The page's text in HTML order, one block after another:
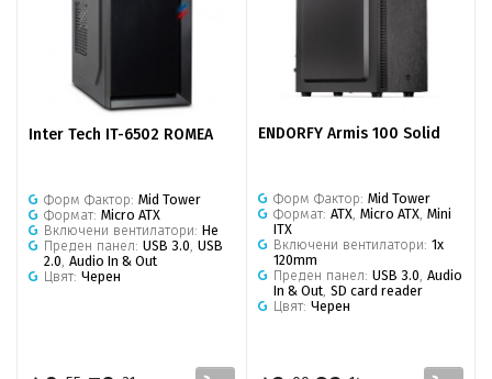
Inter Tech IT-6502 ROMEA
Форм Фактор: Mid Tower
Формат: Micro ATX
Включени вентилатори: Не
Преден панел: USB 3.0, USB
2.0, Audio In & Out
Цвят: Черен
ENDORFY Armis 100 Solid
Форм Фактор: Mid Tower
Формат: ATX, Micro ATX, Mini
ITX
Включени вентилатори: 1x
120mm
Преден панел: USB 3.0, Audio
In & Out, SD card reader
Цвят: Черен